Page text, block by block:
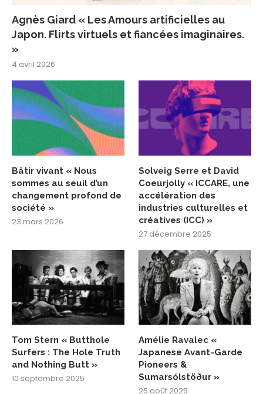
Agnès Giard « Les Amours artificielles au
Japon. Flirts virtuels et fiancées imaginaires.
»
4 avril 2026
Bâtir vivant « Nous
sommes au seuil d’un
changement profond de
société »
23 mars 2026
Solveig Serre et David
Coeurjolly « ICCARE, une
accélération des
industries culturelles et
créatives (ICC) »
27 décembre 2025
Tom Stern « Butthole
Surfers : The Hole Truth
and Nothing Butt »
10 septembre 2025
Amélie Ravalec «
Japanese Avant-Garde
Pioneers &
Sumarsólstöður »
25 août 2025